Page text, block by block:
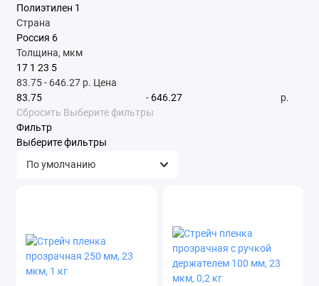
Полиэтилен 1
Страна
Россия 6
Толщина, мкм
17 1 23 5
83.75- 646.27р. Цена
-
р.
Сбросить Выберите фильтры
Фильтр
Выберите фильтры